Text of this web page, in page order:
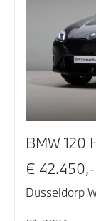
BMW 120
€ 42.450,-
Dusseldorp